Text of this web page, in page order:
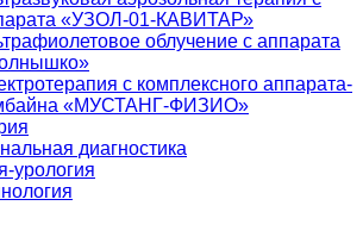
«УЗОЛ-01-КАВИТАР»
облучение с аппарата
с комплексного аппарата-
«МУСТАНГ-ФИЗИО»
диагностика
урология